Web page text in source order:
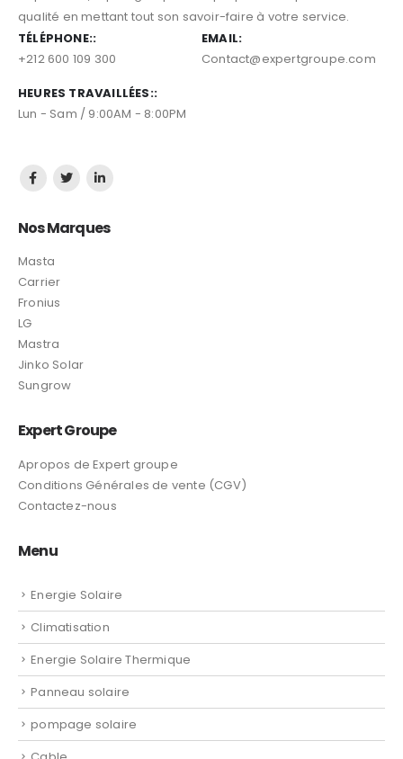
depuis 2015, Expert groupe vous propose des produits de
qualité en mettant tout son savoir-faire à votre service.
TÉLÉPHONE::
EMAIL:
HEURES TRAVAILLÉES::
Masta
Carrier
Fronius
LG
Mastra
Jinko Solar
Apropos de Expert groupe
Conditions Générales de vente (CGV)
Energie Solaire
Climatisation
Energie Solaire Thermique
Panneau solaire
pompage solaire